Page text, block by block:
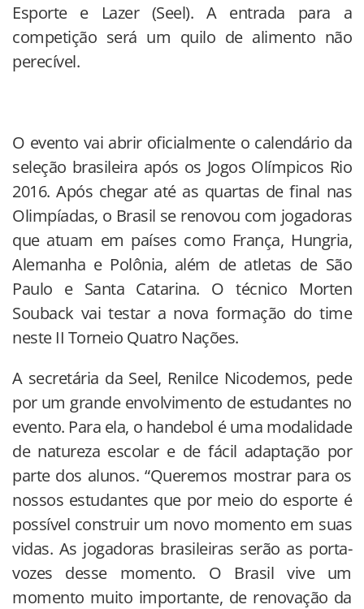
Esporte e Lazer (Seel). A entrada para a
competição será um quilo de alimento não
perecível.
O evento vai abrir oficialmente o calendário da
seleção brasileira após os Jogos Olímpicos Rio
2016. Após chegar até as quartas de final nas
Olimpíadas, o Brasil se renovou com jogadoras
que atuam em países como França, Hungria,
Alemanha e Polônia, além de atletas de São
Paulo e Santa Catarina. O técnico Morten
Souback vai testar a nova formação do time
neste II Torneio Quatro Nações.
A secretária da Seel, Renilce Nicodemos, pede
por um grande envolvimento de estudantes no
evento. Para ela, o handebol é uma modalidade
de natureza escolar e de fácil adaptação por
parte dos alunos. “Queremos mostrar para os
nossos estudantes que por meio do esporte é
possível construir um novo momento em suas
vidas. As jogadoras brasileiras serão as porta-
vozes desse momento. O Brasil vive um
momento muito importante, de renovação da